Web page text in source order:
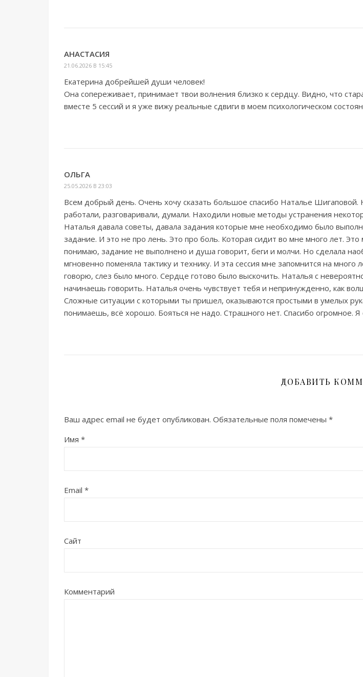
АНАСТАСИЯ
21.06.2026 В 15:45
Екатерина добрейшей души человек!
Она сопереживает, принимает твои волнения близко к сердцу. Видно, что
вместе 5 сессий и я уже вижу реальные сдвиги в моем психологическом
ОЛЬГА
25.05.2026 В 23:03
Всем добрый день. Очень хочу сказать большое спасибо Наталье
работали, разговаривали, думали. Находили новые методы устранения
Наталья давала советы, давала задания которые мне необходимо было
задание. И это не про лень. Это про боль. Которая сидит во мне много лет.
понимаю, задание не выполнено и душа говорит, беги и молчи. Но сделала
мгновенно поменяла тактику и технику. И эта сессия мне запомнится на
говорю, слез было много. Сердце готово было выскочить. Наталья с
начинаешь говорить. Наталья очень чувствует тебя и непринужденно, как
Сложные ситуации с которыми ты пришел, оказываются простыми в умелых
понимаешь, всё хорошо. Бояться не надо. Страшного нет. Спасибо огромное.
ДОБАВИТЬ
Ваш адрес email не будет опубликован. Обязательные поля помечены *
Имя *
Email *
Сайт
Комментарий